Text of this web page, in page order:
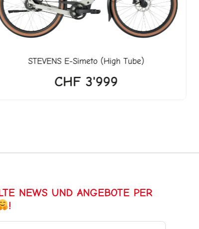
STEVENSE-Simeto (High Tube)
CHF3'999
NEWS UND ANGEBOTE PER
!